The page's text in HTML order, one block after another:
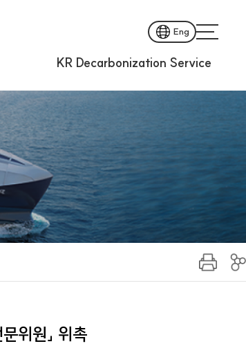
KR Decarbonization Service
Eng
위원」 위촉